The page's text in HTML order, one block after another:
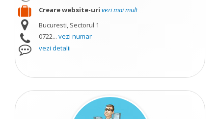
Creare website-uri vezi mai mult
Bucuresti, Sectorul 1
0722... vezi numar
vezi detalii